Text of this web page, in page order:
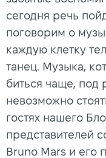
сегодня речь
поговорим о
каждую клетку
танец. Музыка,
биться чаще, под
невозможно
гостях нашего
представителей
Bruno Mars и его